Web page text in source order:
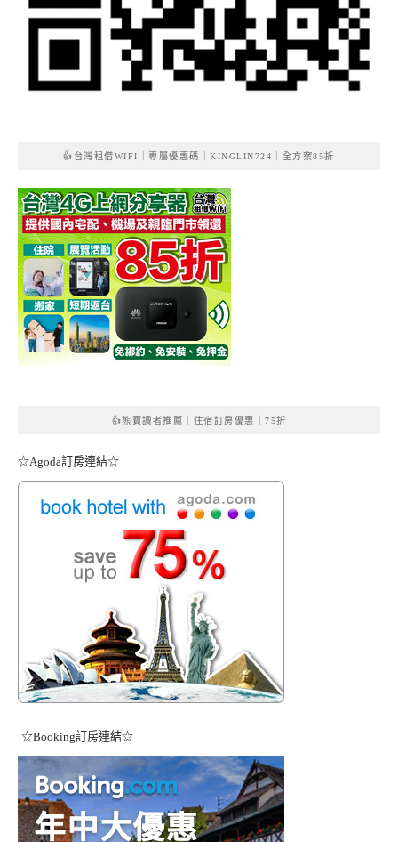
👍台灣租借WIFI｜專屬優惠碼｜KINGLIN724｜全方案85折
👍熊寶讀者推薦｜住宿訂房優惠｜75折
☆Agoda訂房連結☆
☆Booking訂房連結☆